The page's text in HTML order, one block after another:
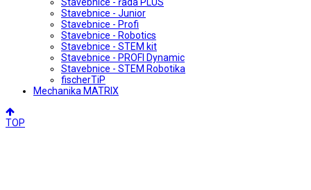
Stavebnice - řada PLUS
Stavebnice - Junior
Stavebnice - Profi
Stavebnice - Robotics
Stavebnice - STEM kit
Stavebnice - PROFI Dynamic
Stavebnice - STEM Robotika
fischerTiP
Mechanika MATRIX
TOP